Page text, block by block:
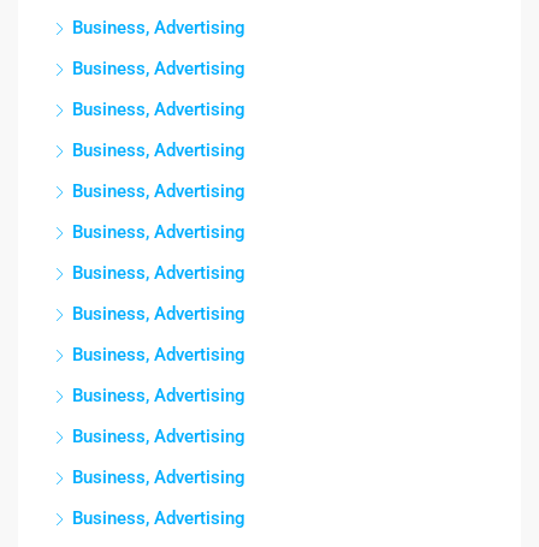
Business, Advertising
Business, Advertising
Business, Advertising
Business, Advertising
Business, Advertising
Business, Advertising
Business, Advertising
Business, Advertising
Business, Advertising
Business, Advertising
Business, Advertising
Business, Advertising
Business, Advertising